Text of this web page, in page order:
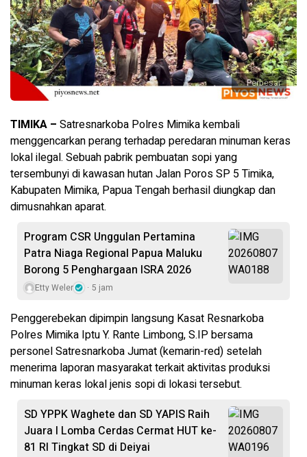
Perbesar
TIMIKA – Satresnarkoba Polres Mimika kembali
menggencarkan perang terhadap peredaran minuman keras
lokal ilegal. Sebuah pabrik pembuatan sopi yang
tersembunyi di kawasan hutan Jalan Poros SP 5 Timika,
Kabupaten Mimika, Papua Tengah berhasil diungkap dan
dimusnahkan aparat.
Program CSR Unggulan Pertamina
Patra Niaga Regional Papua Maluku
Borong 5 Penghargaan ISRA 2026
Etty Weler 5 jam
Penggerebekan dipimpin langsung Kasat Resnarkoba
Polres Mimika Iptu Y. Rante Limbong, S.IP bersama
personel Satresnarkoba Jumat (kemarin-red) setelah
menerima laporan masyarakat terkait aktivitas produksi
minuman keras lokal jenis sopi di lokasi tersebut.
SD YPPK Waghete dan SD YAPIS Raih
Juara I Lomba Cerdas Cermat HUT ke-
81 RI Tingkat SD di Deiyai